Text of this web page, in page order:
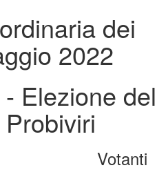
dei
2022
Elezione del
Votanti